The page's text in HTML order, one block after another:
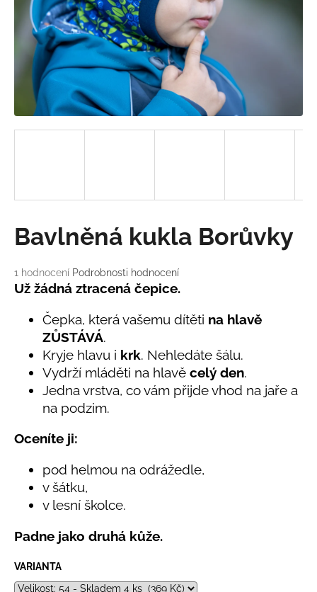
Průměrné
hodnocení
hvězdiček.
1 hodnocení Podrobnosti hodnocení
Bavlněná kukla Borůvky
Už žádná ztracená čepice.
Čepka, která vašemu dítěti na hlavě
ZŮSTÁVÁ.
Kryje hlavu i krk. Nehledáte šálu.
Vydrží mláděti na hlavě celý den.
Jedna vrstva, co vám přijde vhod na jaře a
na podzim.
Oceníte ji:
pod helmou na odrážedle,
v šátku,
v lesní školce.
Padne jako druhá kůže.
VARIANTA
a
j
í
t
?
D
o
o
r
LETNÍ
KALHOTY
ŽLUTÉ
695